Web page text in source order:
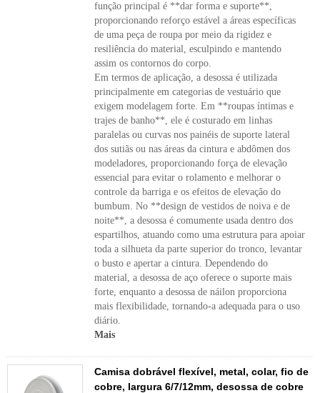
função principal é **dar forma e suporte**,
proporcionando reforço estável a áreas específicas
de uma peça de roupa por meio da rigidez e
resiliência do material, esculpindo e mantendo
assim os contornos do corpo.
Em termos de aplicação, a desossa é utilizada
principalmente em categorias de vestuário que
exigem modelagem forte. Em **roupas íntimas e
trajes de banho**, ele é costurado em linhas
paralelas ou curvas nos painéis de suporte lateral
dos sutiãs ou nas áreas da cintura e abdômen dos
modeladores, proporcionando força de elevação
essencial para evitar o rolamento e melhorar o
controle da barriga e os efeitos de elevação do
bumbum. No **design de vestidos de noiva e de
noite**, a desossa é comumente usada dentro dos
espartilhos, atuando como uma estrutura para apoiar
toda a silhueta da parte superior do tronco, levantar
o busto e apertar a cintura. Dependendo do
material, a desossa de aço oferece o suporte mais
forte, enquanto a desossa de náilon proporciona
mais flexibilidade, tornando-a adequada para o uso
diário.
Mais
Camisa dobrável flexível, metal, colar, fio de
cobre, largura 6/7/12mm, desossa de cobre